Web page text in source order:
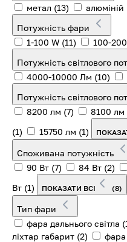
метал (13) алюміній
Потужність фари
1-100 W (11) 100-
Потужність світлового
4000-10000 Лм (10)
Потужність світлового
8200 лм (7) 8100 лм
(1)
15750 лм (1)
Споживана потужність
90 Вт (7) 84 Вт (2)
Вт (1) ПОКАЗАТИ ВСІ (8)
Тип фари
фара дальнього світла
ліхтар габарит (2) фара